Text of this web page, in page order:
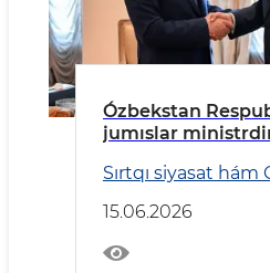
Ózbekstan
jumıslar
Sırtqı siyasat hám
15.06.2026